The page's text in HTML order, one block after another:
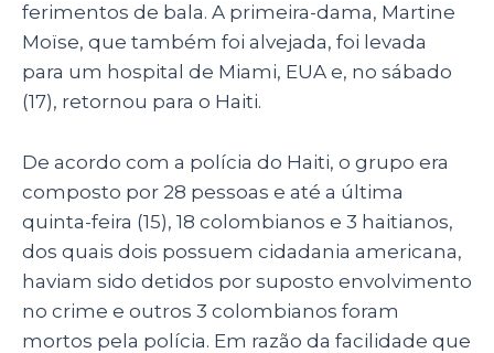
ferimentos de bala. A primeira-dama, Martine
Moïse, que também foi alvejada, foi levada
para um hospital de Miami, EUA e, no sábado
(17), retornou para o Haiti.
De acordo com a polícia do Haiti, o grupo era
composto por 28 pessoas e até a última
quinta-feira (15), 18 colombianos e 3 haitianos,
dos quais dois possuem cidadania americana,
haviam sido detidos por suposto envolvimento
no crime e outros 3 colombianos foram
mortos pela polícia. Em razão da facilidade que